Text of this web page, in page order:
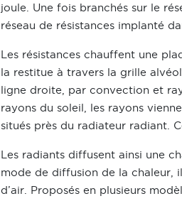
joule. Une fois branchés sur le
réseau de résistances implanté
Les résistances chauffent une
la restitue à travers la grille
ligne droite, par convection et
rayons du soleil, les rayons
situés près du radiateur radiant.
Les radiants diffusent ainsi une
mode de diffusion de la chaleur,
d’air. Proposés en plusieurs